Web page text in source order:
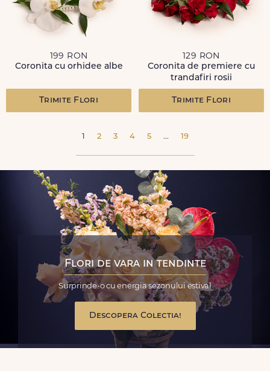
199 RON
Coronita cu orhidee albe
Trimite Flori
129 RON
Coronita de premiere cu
trandafiri rosii
Trimite Flori
1 2 3 4 5 ... 19
Flori de vara in tendinte
Surprinde-o cu energia sezonului estival
Descopera Colectia!